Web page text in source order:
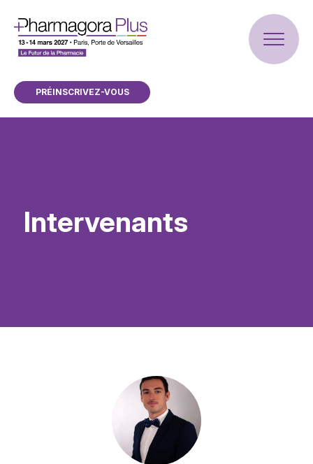
PRÉINSCRIVEZ-VOUS
Intervenants